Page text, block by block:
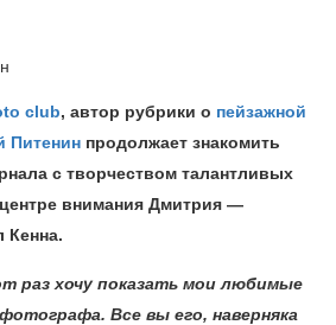
club, автор рубрики о пейзажной
Питенин продолжает знакомить
с творчеством талантливых
внимания Дмитрия —
Кенна.
раз хочу показать мои любимые
Все вы его, наверняка